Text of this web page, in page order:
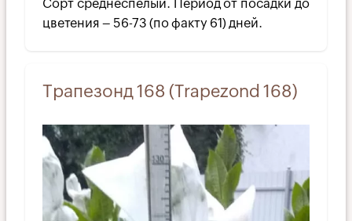
Сорт среднеспелый. Период от посадки до
цветения – 56-73 (по факту 61) дней.
Трапезонд 168 (Trapezond 168)